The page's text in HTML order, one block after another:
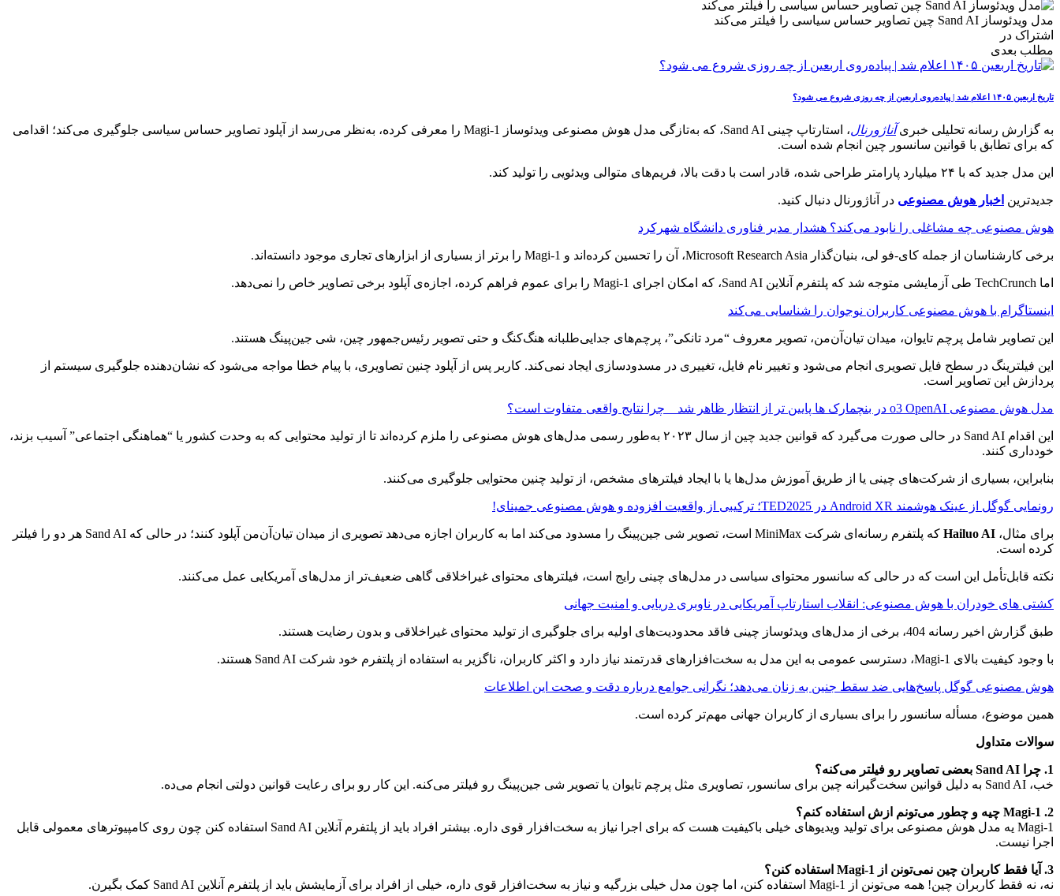
مدل ویدئوساز Sand AI چین تصاویر حساس سیاسی را فیلتر می‌کند
اشتراک در
مطلب بعدی
تاریخ اربعین ۱۴۰۵ اعلام شد | پیاده‌روی اربعین از چه روزی شروع می‌ شود؟
به گزارش رسانه تحلیلی خبریآناژورنال
، استارتاپ چینی Sand AI، که به‌تازگی مدل هوش مصنوعی ویدئوساز Magi-1 را معرفی کرده، به‌نظر می‌رسد از آپلود تصاویر حساس سیاسی جلوگیری می‌کند؛ اقدامی
که برای تطابق با قوانین سانسور چین انجام شده است.
این مدل جدید که با ۲۴ میلیارد پارامتر طراحی شده، قادر است با دقت بالا، فریم‌های متوالی ویدئویی را تولید کند.
جدیدترین اخبار هوش مصنوعی در آناژورنال دنبال کنید.
هوش مصنوعی چه مشاغلی را نابود می‌کند؟ هشدار مدیر فناوری دانشگاه شهرکرد
برخی کارشناسان از جمله کای-فو لی، بنیان‌گذار Microsoft Research Asia، آن را تحسین کرده‌اند و Magi-1 را برتر از بسیاری از ابزارهای تجاری موجود دانسته‌اند.
اما TechCrunch طی آزمایشی متوجه شد که پلتفرم آنلاین Sand AI، که امکان اجرای Magi-1 را برای عموم فراهم کرده، اجازه‌ی آپلود برخی تصاویر خاص را نمی‌دهد.
اینستاگرام با هوش مصنوعی کاربران نوجوان را شناسایی می‌کند
این تصاویر شامل پرچم تایوان، میدان تیان‌آن‌من، تصویر معروف “مرد تانکی”، پرچم‌های جدایی‌طلبانه هنگ‌کنگ و حتی تصویر رئیس‌جمهور چین، شی جین‌پینگ هستند.
این فیلترینگ در سطح فایل تصویری انجام می‌شود و تغییر نام فایل، تغییری در مسدودسازی ایجاد نمی‌کند. کاربر پس از آپلود چنین تصاویری، با پیام خطا مواجه می‌شود که نشان‌دهنده جلوگیری سیستم از
پردازش این تصاویر است.
مدل هوش مصنوعی o3 OpenAI در بنچمارک‌ ها پایین‌ تر از انتظار ظاهر شد _ چرا نتایج واقعی متفاوت است؟
این اقدام Sand AI در حالی صورت می‌گیرد که قوانین جدید چین از سال ۲۰۲۳ به‌طور رسمی مدل‌های هوش مصنوعی را ملزم کرده‌اند تا از تولید محتوایی که به وحدت کشور یا “هماهنگی اجتماعی” آسیب بزند،
خودداری کنند.
بنابراین، بسیاری از شرکت‌های چینی یا از طریق آموزش مدل‌ها یا با ایجاد فیلترهای مشخص، از تولید چنین محتوایی جلوگیری می‌کنند.
رونمایی گوگل از عینک هوشمند Android XR در TED2025؛ ترکیبی از واقعیت افزوده و هوش مصنوعی جمینای!
برای مثال، Hailuo AI
که پلتفرم رسانه‌ای شرکت MiniMax است، تصویر شی جین‌پینگ را مسدود می‌کند اما به کاربران اجازه می‌دهد تصویری از میدان تیان‌آن‌من آپلود کنند؛ در حالی که Sand AI هر دو را فیلتر
کرده است.
نکته قابل‌تأمل این است که در حالی که سانسور محتوای سیاسی در مدل‌های چینی رایج است، فیلترهای محتوای غیراخلاقی گاهی ضعیف‌تر از مدل‌های آمریکایی عمل می‌کنند.
کشتی‌ های خودران با هوش مصنوعی: انقلاب استارتاپ آمریکایی در ناوبری دریایی و امنیت جهانی
طبق گزارش اخیر رسانه 404، برخی از مدل‌های ویدئوساز چینی فاقد محدودیت‌های اولیه برای جلوگیری از تولید محتوای غیراخلاقی و بدون رضایت هستند.
با وجود کیفیت بالای Magi-1، دسترسی عمومی به این مدل به سخت‌افزارهای قدرتمند نیاز دارد و اکثر کاربران، ناگزیر به استفاده از پلتفرم خود شرکت Sand AI هستند.
هوش مصنوعی گوگل پاسخ‌هایی ضد سقط جنین به زنان می‌دهد؛ نگرانی‌ جوامع درباره دقت و صحت این اطلاعات
همین موضوع، مسأله سانسور را برای بسیاری از کاربران جهانی مهم‌تر کرده است.
سوالات متداول
1. چرا Sand AI بعضی تصاویر رو فیلتر می‌کنه؟
خب، Sand AI به دلیل قوانین سخت‌گیرانه چین برای سانسور، تصاویری مثل پرچم تایوان یا تصویر شی جین‌پینگ رو فیلتر می‌کنه. این کار رو برای رعایت قوانین دولتی انجام می‌ده.
2. Magi-1 چیه و چطور می‌تونم ازش استفاده کنم؟
Magi-1 یه مدل هوش مصنوعی برای تولید ویدیوهای خیلی باکیفیت هست که برای اجرا نیاز به سخت‌افزار قوی داره. بیشتر افراد باید از پلتفرم آنلاین Sand AI استفاده کنن چون روی کامپیوترهای معمولی قابل
اجرا نیست.
3. آیا فقط کاربران چین نمی‌تونن از Magi-1 استفاده کنن؟
نه، نه فقط کاربران چین! همه می‌تونن از Magi-1 استفاده کنن، اما چون مدل خیلی بزرگیه و نیاز به سخت‌افزار قوی داره، خیلی از افراد برای آزمایشش باید از پلتفرم آنلاین Sand AI کمک بگیرن.